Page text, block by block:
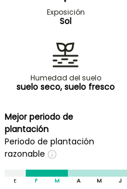
Exposición
Sol
Humedad del suelo
suelo seco, suelo fresco
Mejor periodo de
plantación
Periodo de plantación
razonable
E F M A M J